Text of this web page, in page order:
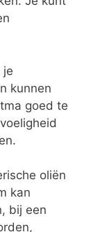
je
kunnen
goed te
oliën
kan
bij een